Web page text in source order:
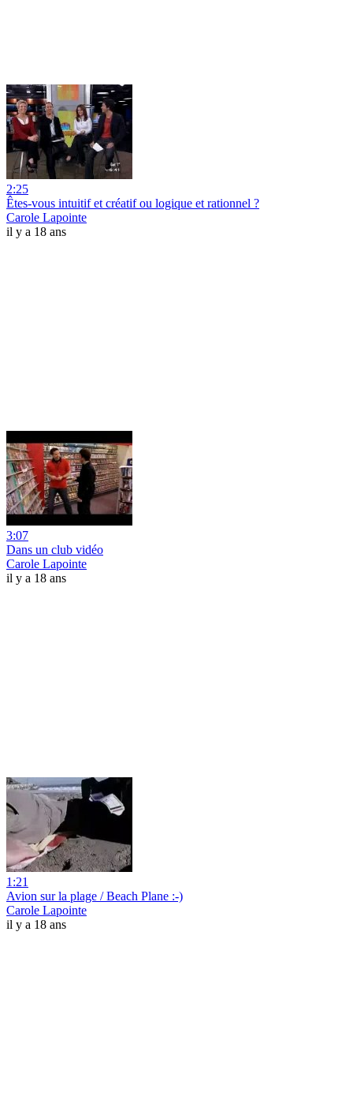
2:25
Êtes-vous intuitif et créatif ou logique et rationnel ?
Carole Lapointe
il y a 18 ans
3:07
Dans un club vidéo
Carole Lapointe
il y a 18 ans
1:21
Avion sur la plage / Beach Plane :-)
Carole Lapointe
il y a 18 ans